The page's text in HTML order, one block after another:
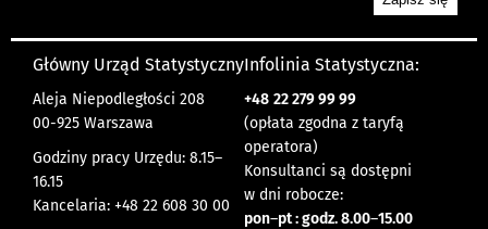
Główny Urząd Statystyczny
Aleja Niepodległości 208
00-925 Warszawa
Godziny pracy Urzędu: 8.15–
16.15
Kancelaria: +48 22 608 30 00
Infolinia Statystyczna:
+48 22 279 99 99
(opłata zgodna z taryfą
operatora)
Konsultanci są dostępni
w dni robocze:
pon–pt : godz. 8.00–15.00